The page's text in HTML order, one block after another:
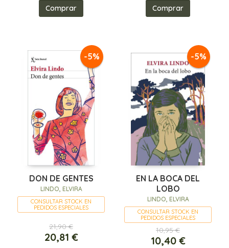
Comprar Comprar
-5%
DON DE GENTES
LINDO, ELVIRA
CONSULTAR STOCK EN
PEDIDOS ESPECIALES
21,90 €
20,81 €
-5%
EN LA BOCA DEL
LOBO
LINDO, ELVIRA
CONSULTAR STOCK EN
PEDIDOS ESPECIALES
10,95 €
10,40 €